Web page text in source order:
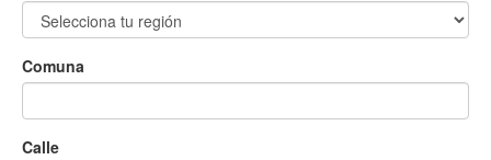
Comuna
Calle